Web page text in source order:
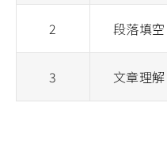
2 段落填空
3 文章理解